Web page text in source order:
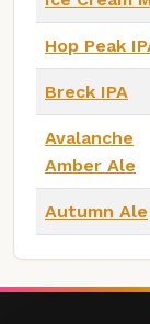
Hop Peak
Breck IPA
Avalanche
Amber Ale
Autumn Ale